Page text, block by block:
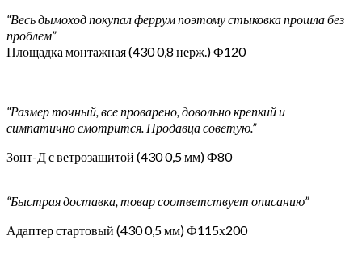
“Весь дымоход покупал феррум поэтому стыковка прошла без
проблем”
Площадка монтажная (430 0,8 нерж.) Ф120
“Размер точный, все проварено, довольно крепкий и
симпатично смотрится. Продавца советую.”
Зонт-Д с ветрозащитой (430 0,5 мм) Ф80
“Быстрая доставка, товар соответствует описанию”
Адаптер стартовый (430 0,5 мм) Ф115х200